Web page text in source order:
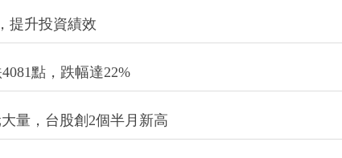
提升投資績效
點，跌幅達22%
量，台股創2個半月新高